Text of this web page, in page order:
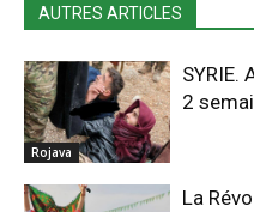
AUTRES ARTICLES
Rojava
SYRIE.
2
La